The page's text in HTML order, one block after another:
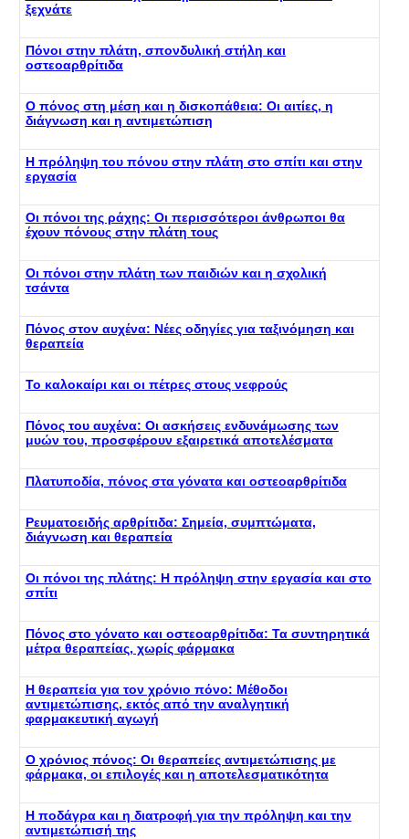
ξεχνάτε
Πόνοι στην πλάτη, σπονδυλική στήλη και
οστεοαρθρίτιδα
Ο πόνος στη μέση και η δισκοπάθεια: Οι αιτίες, η
διάγνωση και η αντιμετώπιση
Η πρόληψη του πόνου στην πλάτη στο σπίτι και στην
εργασία
Οι πόνοι της ράχης: Οι περισσότεροι άνθρωποι θα
έχουν πόνους στην πλάτη τους
Οι πόνοι στην πλάτη των παιδιών και η σχολική
τσάντα
Πόνος στον αυχένα: Νέες οδηγίες για ταξινόμηση και
θεραπεία
Το καλοκαίρι και οι πέτρες στους νεφρούς
Πόνος του αυχένα: Οι ασκήσεις ενδυνάμωσης των
μυών του, προσφέρουν εξαιρετικά αποτελέσματα
Πλατυποδία, πόνος στα γόνατα και οστεοαρθρίτιδα
Ρευματοειδής αρθρίτιδα: Σημεία, συμπτώματα,
διάγνωση και θεραπεία
Οι πόνοι της πλάτης: Η πρόληψη στην εργασία και στο
σπίτι
Πόνος στο γόνατο και οστεοαρθρίτιδα: Τα συντηρητικά
μέτρα θεραπείας, χωρίς φάρμακα
Η θεραπεία για τον χρόνιο πόνο: Μέθοδοι
αντιμετώπισης, εκτός από την αναλγητική
φαρμακευτική αγωγή
Ο χρόνιος πόνος: Οι θεραπείες αντιμετώπισης με
φάρμακα, οι επιλογές και η αποτελεσματικότητα
Η ποδάγρα και η διατροφή για την πρόληψη και την
αντιμετώπισή της